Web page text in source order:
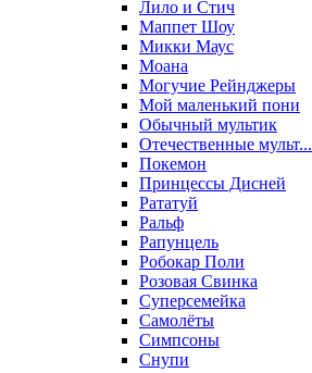
Лило и Стич
Маппет Шоу
Микки Маус
Моана
Могучие Рейнджеры
Мой маленький пони
Обычный мультик
Отечественные мульт...
Покемон
Принцессы Дисней
Рататуй
Ральф
Рапунцель
Робокар Поли
Розовая Свинка
Суперсемейка
Самолёты
Симпсоны
Снупи